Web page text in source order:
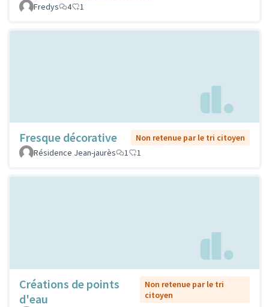
Fredys
4 1
Fresque décorative
Non retenue par le tri citoyen
Résidence Jean-jaurès
1 1
Créations de points
d'eau
Non retenue par le tri
citoyen